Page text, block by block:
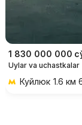
1 830 000 000
Uylar va uchastkalar
Куйлюк 1.6 км